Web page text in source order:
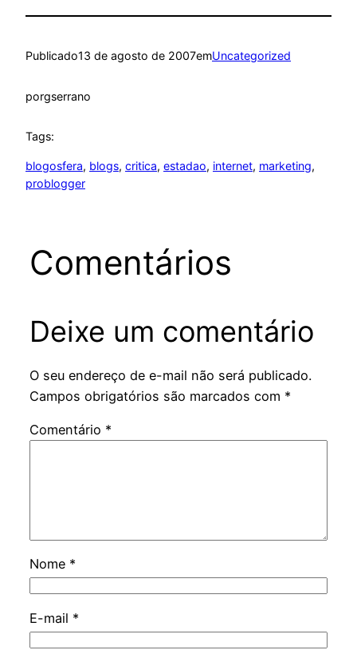
Publicado13 de agosto de 2007emUncategorized
porgserrano
Tags:
blogosfera, blogs, critica, estadao, internet, marketing
problogger
Comentários
Deixe um comentário
O seu endereço de e-mail não será publicado.
Campos obrigatórios são marcados com *
Comentário *
Nome *
E-mail *